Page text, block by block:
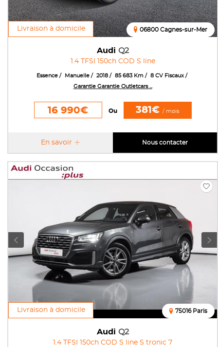
Livraison à domicile
Audi Q2
1.4 TFSI 150ch COD S line
06800 Cagnes-sur-Mer
Essence Manuelle 2018 85 683 Km
8 CV Fiscaux
Garantie Garantie Outletcars ...
16 990€ Ou 381€ / mois
En savoir Nous contacter
Livraison à domicile
Audi Q2
1.4 TFSI 150ch COD S line S tronic 7
75016 Paris